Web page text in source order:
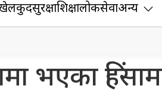
सुरक्षाशिक्षालोकसेवाअन्य
भएका